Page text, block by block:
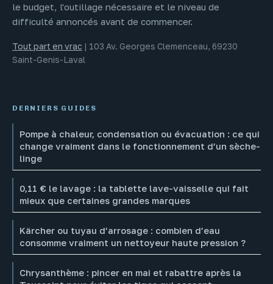
le budget, l'outillage nécessaire et le niveau de
difficulté annoncés avant de commencer.
Tout part en vrac | 103 Av. Georges Clemenceau, 69230
Saint-Genis-Laval
DERNIERS GUIDES
Pompe à chaleur, condensation ou évacuation : ce qui
change vraiment dans le fonctionnement d’un sèche-
linge
0,11 € le lavage : la tablette lave-vaisselle qui fait
mieux que certaines grandes marques
Kärcher ou tuyau d’arrosage : combien d’eau
consomme vraiment un nettoyeur haute pression ?
Chrysanthème : pincer en mai et rabattre après la